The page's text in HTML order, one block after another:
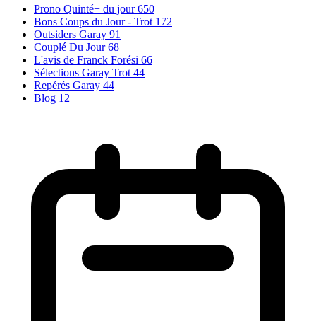
Prono Quinté+ du jour 650
Bons Coups du Jour - Trot 172
Outsiders Garay 91
Couplé Du Jour 68
L'avis de Franck Forési 66
Sélections Garay Trot 44
Repérés Garay 44
Blog 12